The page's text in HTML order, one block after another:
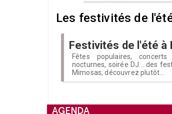
Les festivités de
Festivités de l'été à
Fêtes populaires,
nocturnes, soirée DJ... des
Mimosas, découvrez plutôt...
AGENDA